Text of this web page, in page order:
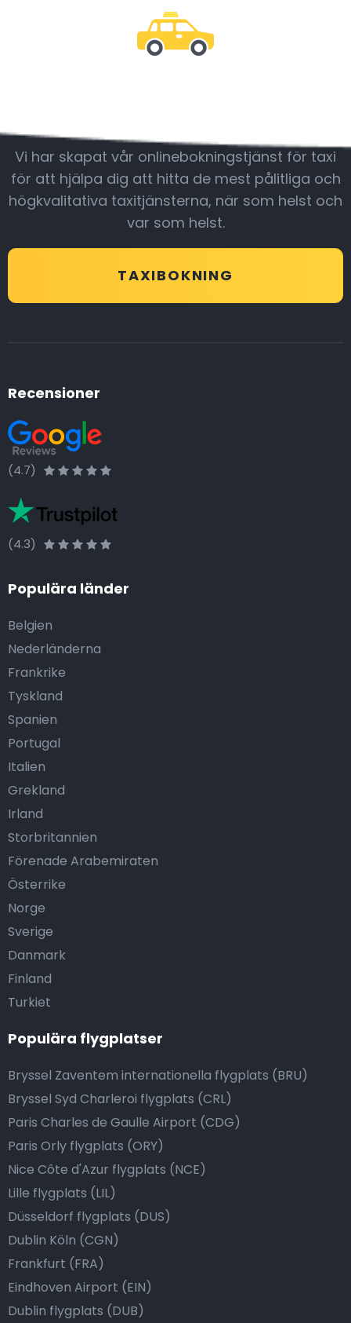
Vi har skapat vår onlinebokningstjänst för taxi
för att hjälpa dig att hitta de mest pålitliga och
högkvalitativa taxitjänsterna, när som helst och
var som helst.
TAXIBOKNING
Recensioner
(4.7)
(4.3)
Populära länder
Belgien
Nederländerna
Frankrike
Tyskland
Spanien
Portugal
Italien
Grekland
Irland
Storbritannien
Förenade Arabemiraten
Österrike
Norge
Sverige
Danmark
Finland
Turkiet
Populära flygplatser
Bryssel Zaventem internationella flygplats (BRU)
Bryssel Syd Charleroi flygplats (CRL)
Paris Charles de Gaulle Airport (CDG)
Paris Orly flygplats (ORY)
Nice Côte d'Azur flygplats (NCE)
Lille flygplats (LIL)
Düsseldorf flygplats (DUS)
Dublin Köln (CGN)
Frankfurt (FRA)
Eindhoven Airport (EIN)
Dublin flygplats (DUB)